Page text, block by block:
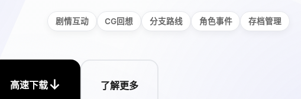
剧情互动 CG回想 分支路线 角色事件 存档管理
高速下载↓ 了解更多